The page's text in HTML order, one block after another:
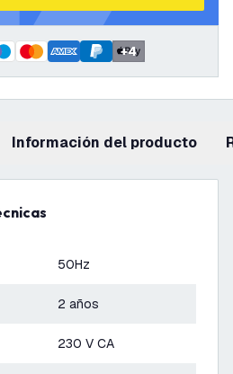
+4
información del producto
50Hz
2 años
230 V CA